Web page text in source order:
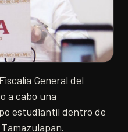
General del
a cabo una
estudiantil dentro de